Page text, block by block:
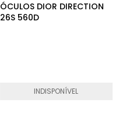
ÓCULOS DIOR DIRECTION
26S 560D
INDISPONÍVEL